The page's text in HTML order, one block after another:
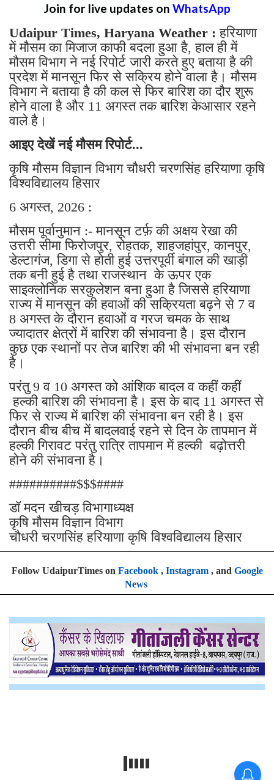
Join for live updates on WhatsApp
Udaipur Times, Haryana Weather :हरियाणा
में मौसम का मिजाज काफी बदला हुआ है, हाल ही में
मौसम विभाग ने नई रिपोर्ट जारी करते हुए बताया है की
प्रदेश में मानसून फिर से सक्रिय होने वाला है। मौसम
विभाग ने बताया है की कल से फिर बारिश का दौर शुरू
होने वाला है और 11 अगस्त तक बारिश केआसार रहने
वाले है।
आइए देखें नई मौसम रिपोर्ट...
कृषि मौसम विज्ञान विभाग चौधरी चरणसिंह हरियाणा कृषि
विश्वविद्यालय हिसार
6 अगस्त, 2026 :
मौसम पूर्वानुमान :- मानसून टर्फ़ की अक्षय रेखा की
उत्तरी सीमा फिरोजपुर, रोहतक, शाहजहांपुर, कानपुर,
डेल्टागंज, डिगा से होती हुई उत्तरपूर्वी बंगाल की खाड़ी
तक बनी हुई है तथा राजस्थान के ऊपर एक
साइक्लोनिक सरकुलेशन बना हुआ है जिससे हरियाणा
राज्य में मानसून की हवाओं की सक्रियता बढ़ने से 7 व
8 अगस्त के दौरान हवाओं व गरज चमक के साथ
ज्यादातर क्षेत्रों में बारिश की संभावना है। इस दौरान
कुछ एक स्थानों पर तेज बारिश की भी संभावना बन रही
है।
परंतु 9 व 10 अगस्त को आंशिक बादल व कहीं कहीं
हल्की बारिश की संभावना है। इस के बाद 11 अगस्त से
फिर से राज्य में बारिश की संभावना बन रही है। इस
दौरान बीच बीच में बादलवाई रहने से दिन के तापमान में
हल्की गिरावट परंतु रात्रि तापमान में हल्की बढ़ोत्तरी
होने की संभावना है।
##########$$$####
डॉ मदन खीचड़ विभागाध्यक्ष
कृषि मौसम विज्ञान विभाग
चौधरी चरणसिंह हरियाणा कृषि विश्वविद्यालय हिसार
Follow UdaipurTimes on Facebook, Instagram, and Google
News